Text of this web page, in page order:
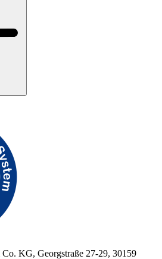
KG, Georgstraße 27-29, 30159